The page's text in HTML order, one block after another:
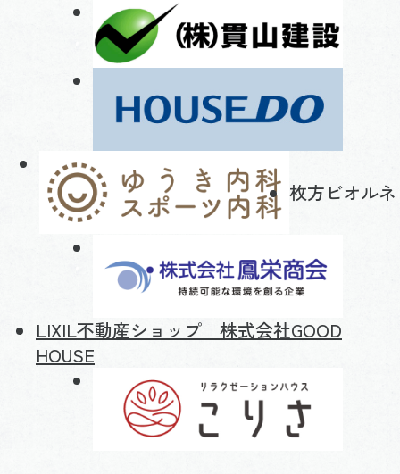
枚方ビオルネ
LIXIL不動産ショップ 株式会社GOOD
HOUSE